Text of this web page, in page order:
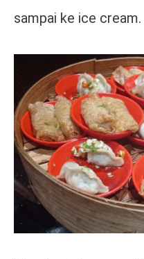
sampai ke ice cream.